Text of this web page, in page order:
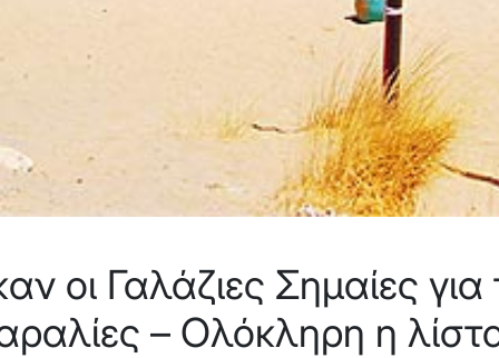
οι Γαλάζιες Σημαίες
– Ολόκληρη η